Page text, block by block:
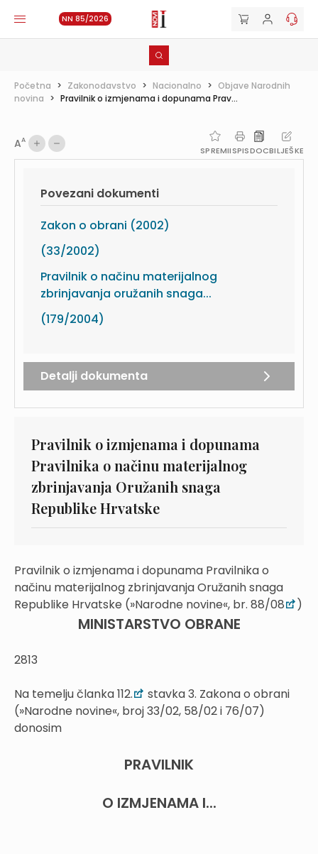
NN 85/2026
Početna > Zakonodavstvo > Nacionalno > Objave Narodnih
novina > Pravilnik o izmjenama i dopunama Prav...
AA
SPREMIISPISDOCBILJEŠKE
Povezani dokumenti
Zakon o obrani (2002)
(33/2002)
Pravilnik o načinu materijalnog
zbrinjavanja oružanih snaga...
(179/2004)
Detalji dokumenta
Pravilnik o izmjenama i dopunama
Pravilnika o načinu materijalnog
zbrinjavanja Oružanih snaga
Republike Hrvatske
Pravilnik o izmjenama i dopunama Pravilnika o
načinu materijalnog zbrinjavanja Oružanih snaga
Republike Hrvatske (»Narodne novine«, br. 88/08
)
MINISTARSTVO OBRANE
2813
Na temelju članka 112.
stavka 3. Zakona o obrani
(»Narodne novine«, broj 33/02, 58/02 i 76/07)
donosim
PRAVILNIK
O IZMJENAMA I...